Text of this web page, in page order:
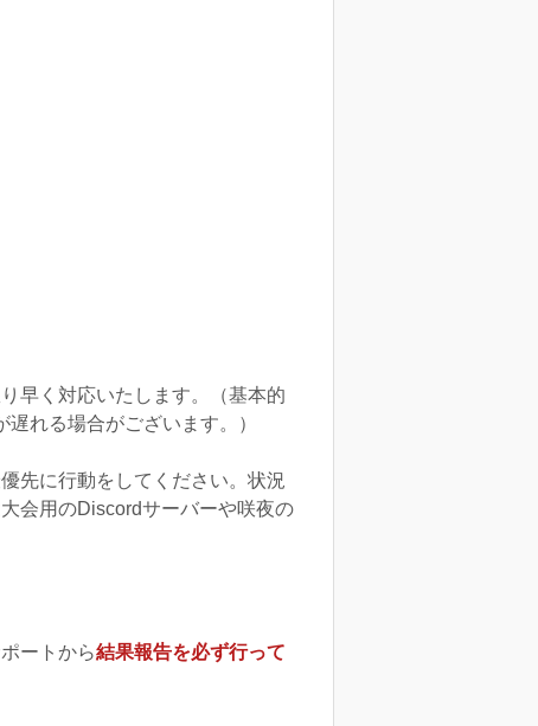
早く対応いたします。（基本的
れる場合がございます。）
先に行動をしてください。状況
会用のDiscordサーバーや咲夜の
ートから結果報告を必ず行って